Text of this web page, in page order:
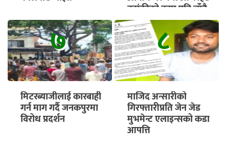
ट्यांकीको काम पनि चाँडै
सुरु हुने
७
मिटरब्याजीलाई कारबाही
गर्न माग गर्दै जनकपुरमा
विरोध प्रदर्शन
८
माजिद अन्सारीको
गिरफ्तारीप्रति जेन जेड
मुभमेन्ट एलाइन्सको कडा
आपत्ति